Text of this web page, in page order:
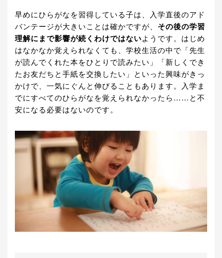
早めにひらがなを習得している子は、入学直後のアド
バンテージが大きいことは確かですが、 その後の学習
理解にまで影響が続くわけではないようです。はじめ
はなかなか覚えられなくても、学校生活の中で「先生
が読んでくれた本をひとりで読みたい」「新しくでき
たお友だちと手紙を交換したい」といった興味がきっ
かけで、一気にぐんと伸びることもあります。入学ま
でにすべてのひらがなを覚えられなかったら……と不
安になる必要はないのです。